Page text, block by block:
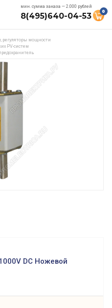
мин. сумма заказа — 2.000 рублей
8(495)640-04-53 0
регуляторы мощности
PV-систем
DC Ножевой